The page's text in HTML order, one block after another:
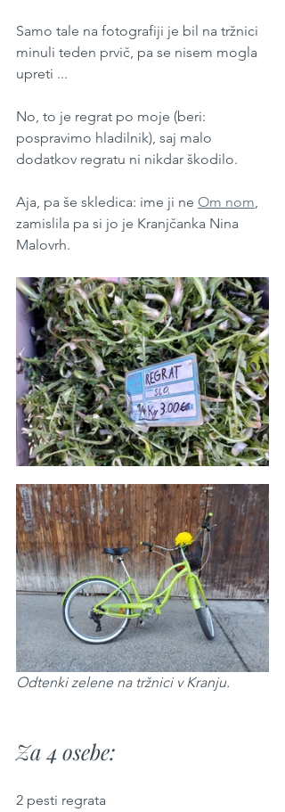
Samo tale na fotografiji je bil na tržnici
minuli teden prvič, pa se nisem mogla
upreti ...
No, to je regrat po moje (beri:
pospravimo hladilnik), saj malo
dodatkov regratu ni nikdar škodilo.
Aja, pa še skledica: ime ji ne Om nom,
zamislila pa si jo je Kranjčanka Nina
Malovrh.
Odtenki zelene na tržnici v Kranju.
Za 4 osebe:
2 pesti regrata